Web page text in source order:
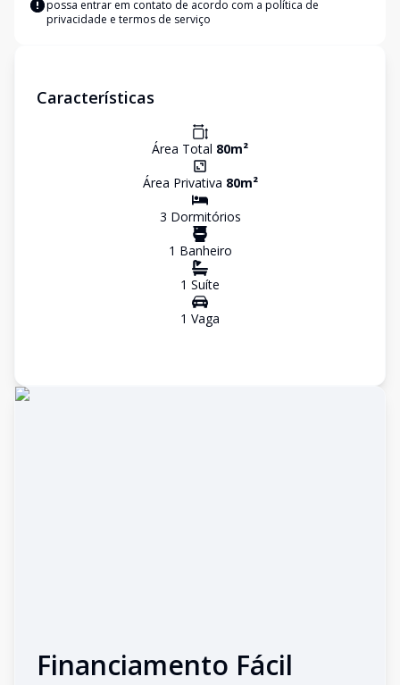
possa entrar em contato de acordo com a política de
privacidade e termos de serviço
Características
Área Total 80m²
Área Privativa 80m²
3 Dormitórios
1 Banheiro
1 Suíte
1 Vaga
Financiamento Fácil